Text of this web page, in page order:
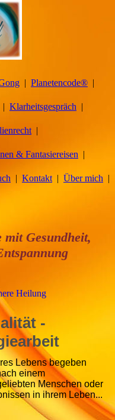
Planetencode®
Klarheitsgespräch
& Fantasiereisen
Kontakt Über mich
Heilung
-
Lebens begeben
einem
Menschen oder
in ihrem Leben...